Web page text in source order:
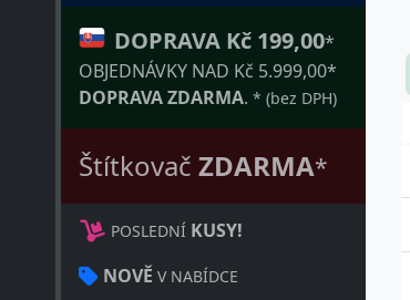
DOPRAVA Kč 199,00*
OBJEDNÁVKY NAD Kč 5.999,00*
DOPRAVA ZDARMA. * (bez DPH)
Štítkovač ZDARMA*
POSLEDNÍ KUSY!
NOVĚ V NABÍDCE